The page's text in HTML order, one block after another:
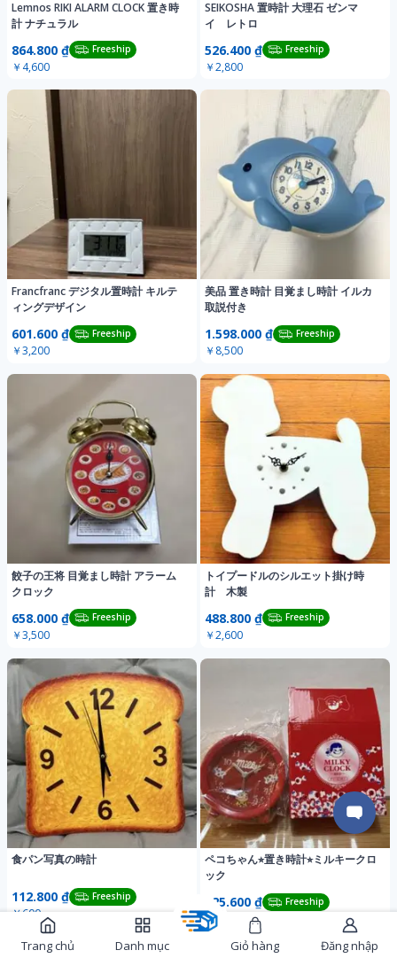
Lemnos RIKI ALARM CLOCK 置き時
計 ナチュラル
864.800 ₫ Freeship
￥4,600
SEIKOSHA 置時計 大理石 ゼンマ
イ レトロ
526.400 ₫ Freeship
￥2,800
Francfranc デジタル置時計 キルテ
ィングデザイン
601.600 ₫ Freeship
￥3,200
美品 置き時計 目覚まし時計 イルカ
取説付き
1.598.000 ₫ Freeship
￥8,500
餃子の王将 目覚まし時計 アラーム
クロック
658.000 ₫ Freeship
￥3,500
トイプードルのシルエット掛け時
計 木製
488.800 ₫ Freeship
￥2,600
食パン写真の時計
112.800 ₫ Freeship
￥600
ペコちゃん⭐︎置き時計⭐︎ミルキークロ
ック
225.600 ₫ Freeship
￥1,200
Trang chủ Danh mục Giỏ hàng Đăng nhập